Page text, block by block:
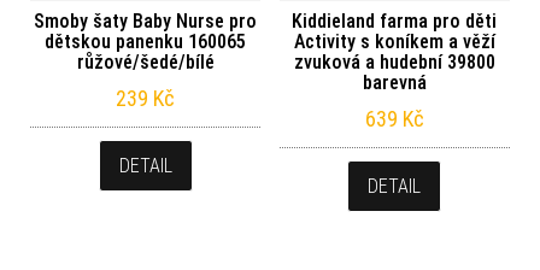
Smoby šaty Baby Nurse pro
dětskou panenku 160065
růžové/šedé/bílé
239 Kč
DETAIL
Kiddieland farma pro děti
Activity s koníkem a věží
zvuková a hudební 39800
barevná
639 Kč
DETAIL